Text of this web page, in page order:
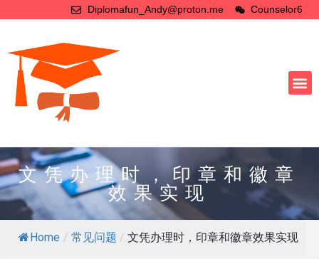
Diplomafun_Andy@proton.me Counselor6
文凭办理时，印章和徽章
效果实现
Home / 常见问题 / 文凭办理时，印章和徽章效果实现